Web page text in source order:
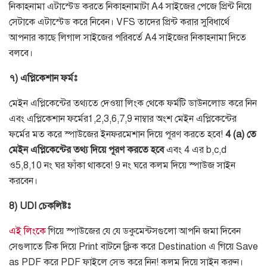
নিকাহনামা এটাস্টেড করতে নিকাহনামাটাA4সাইজের পেজে প্রিন্ট নিয়ে
সেটাকে এটাস্টেড করে নিবেন। VFSতাদের প্রিন্ট করার সুবিধার্থে
আপনার কাছে লিগাল সাইজের পরিবর্তে A4সাইজের নিকাহনামা দিতে
বলবে।
৭) এপ্লিকেশান ফর্মঃ
মেইন এপ্লিকেন্টের তথ্যতে দেওয়া লিংক থেকে ফর্মটি ডাউনলোড করে নিন
এবং এপ্লিকেশান ফর্মের1,2,3,6,7,9নাম্বার অংশ মেইন এপ্লিকেন্টের
ফর্মের মত করে স্পাউজের ইনফরমেশান দিয়ে পূরণ করতে হবে! 4 (a) তে
মেইন এপ্লিকেন্টের তথ্য দিয়ে পূরণ করতে হবে এবং 4 এর b,c,d
ও5,8,10নং ঘর ফাঁকা থাকবে! 9নং ঘরে কলম দিয়ে স্পাউজ সাইন
করবেন।
8) UDI চেকলিষ্টঃ
এই লিংকেগিয়ে স্পাউজের যে যে ডকুমেন্টসগুলো আপনি জমা দিবেন
সেগুলাতে টিক দিয়ে Printবাটনে ক্লিক করে Destination এ গিয়েSave
as PDFকরে PDFফাইলে সেভ করে নিন!কলম দিয়ে সাইন করুন।